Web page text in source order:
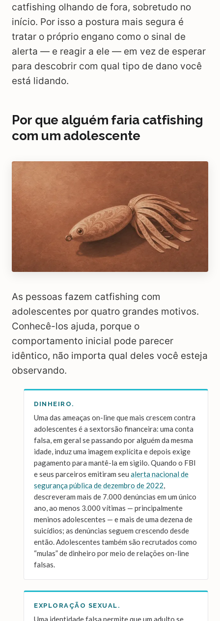
catfishing olhando de fora, sobretudo no
início. Por isso a postura mais segura é
tratar o próprio engano como o sinal de
alerta — e reagir a ele — em vez de esperar
para descobrir com qual tipo de dano você
está lidando.
Por que alguém faria catfishing
com um adolescente
As pessoas fazem catfishing com
adolescentes por quatro grandes motivos.
Conhecê-los ajuda, porque o
comportamento inicial pode parecer
idêntico, não importa qual deles você esteja
observando.
DINHEIRO.
Uma das ameaças on-line que mais crescem contra
adolescentes é a sextorsão financeira: uma conta
falsa, em geral se passando por alguém da mesma
idade, induz uma imagem explícita e depois exige
pagamento para mantê-la em sigilo. Quando o FBI
e seus parceiros emitiram seu alerta nacional de
segurança pública de dezembro de 2022,
descreveram mais de 7.000 denúncias em um único
ano, ao menos 3.000 vítimas — principalmente
meninos adolescentes — e mais de uma dezena de
suicídios; as denúncias seguem crescendo desde
então. Adolescentes também são recrutados como
“mulas” de dinheiro por meio de relações on-line
falsas.
EXPLORAÇÃO SEXUAL.
Uma identidade falsa permite que um adulto se